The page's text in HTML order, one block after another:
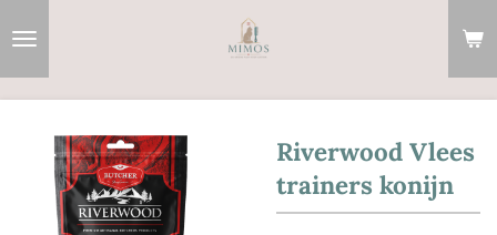
hoofdinhoud
Riverwood Vlees
trainers konijn